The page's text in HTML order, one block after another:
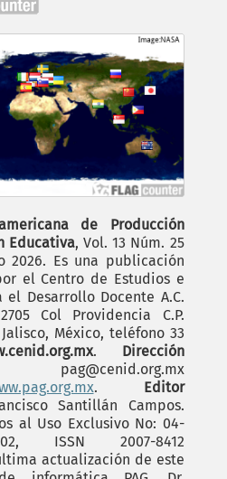
de Producción
Educativa, Vol. 13 Núm. 25
2026. Es una publicación
el Centro de Estudios e
el Desarrollo Docente A.C.
Col Providencia C.P.
México, teléfono 33
. Dirección
pag@cenid.org.mx
.
Editor
Santillán Campos.
al Uso Exclusivo No: 04-
102, ISSN 2007-8412
actualización de este